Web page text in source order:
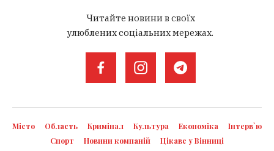
Читайте новини в своїх
улюблених соціальних мережах.
Місто Область Кримінал Культура Економіка
Інтерв`ю
Спорт
Новини компаній
Цікаве у Вінниці